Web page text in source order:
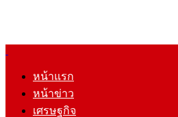
หน้าแรก
หน้าข่าว
เศรษฐกิจ